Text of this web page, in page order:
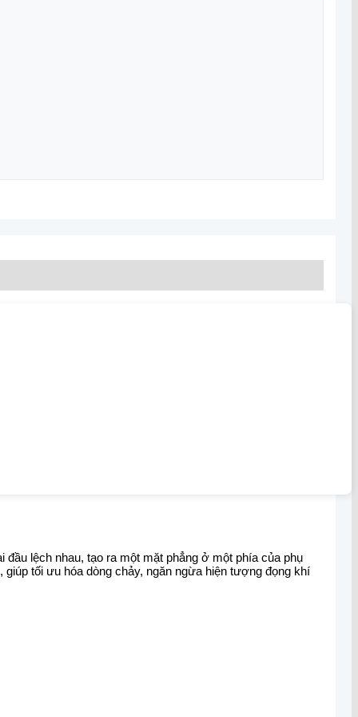
lệch nhau, tạo ra một mặt phẳng ở một phía của phụ
tối ưu hóa dòng chảy, ngăn ngừa hiện tượng đọng khí